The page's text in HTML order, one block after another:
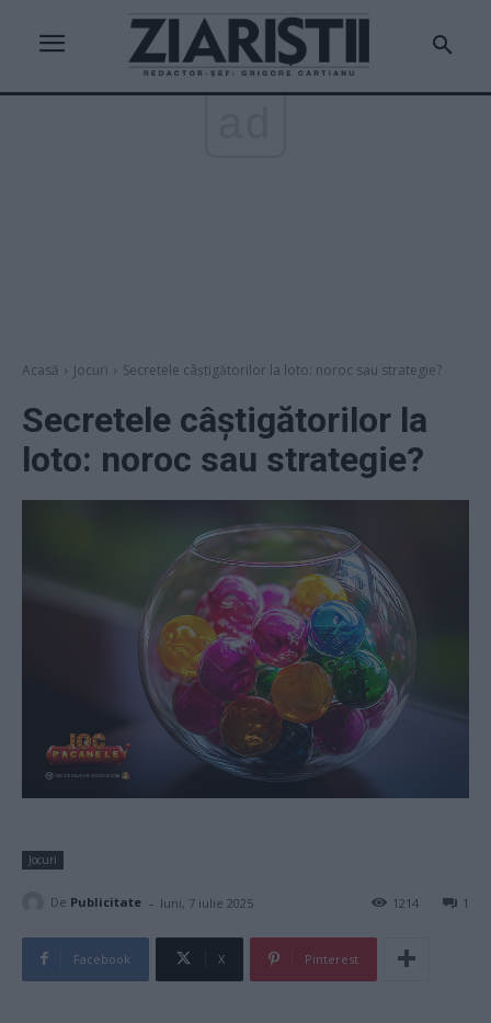
Acasă Jocuri Secretele câștigătorilor la loto: noroc sau strategie?
Secretele câștigătorilor la
loto: noroc sau strategie?
Jocuri
De Publicitate - luni, 7 iulie 2025 1
1214
Facebook X Pinterest